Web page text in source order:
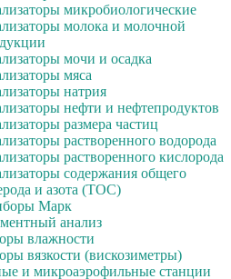
микробиологические
молока и молочной
мочи и осадка
мяса
натрия
нефти и нефтепродуктов
размера частиц
растворенного водорода
растворенного кислорода
содержания общего
и азота (ТОС)
Марк
анализ
влажности
вязкости (вискозиметры)
и микроаэрофильные станции